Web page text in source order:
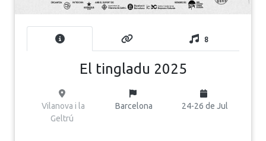
8
El tingladu 2025
Vilanova i la
Geltrú
Barcelona 24-26 de Jul